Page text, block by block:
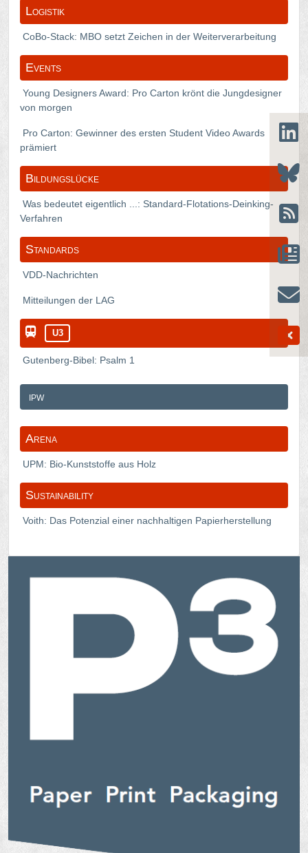
Logistik
CoBo-Stack: MBO setzt Zeichen in der Weiterverarbeitung
Events
Young Designers Award: Pro Carton krönt die Jungdesigner
von morgen
Pro Carton: Gewinner des ersten Student Video Awards
prämiert
Bildungslücke
Was bedeutet eigentlich ...: Standard-Flotations-Deinking-
Verfahren
Standards
VDD-Nachrichten
Mitteilungen der LAG
U3
Gutenberg-Bibel: Psalm 1
ipw
Arena
UPM: Bio-Kunststoffe aus Holz
Sustainability
Voith: Das Potenzial einer nachhaltigen Papierherstellung